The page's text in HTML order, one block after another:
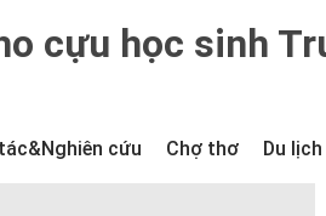
cựu học sinh
cứu Chợ thơ Du